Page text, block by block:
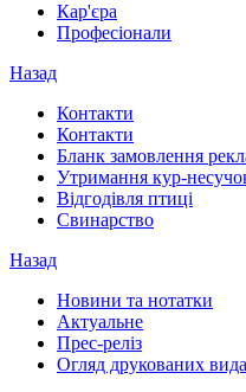
Кар'єра
Професіонали
Назад
Контакти
Контакти
Бланк замовлення
Утримання кур-
Відгодівля птиці
Свинарство
Назад
Новини та нотатки
Актуальне
Прес-реліз
Огляд друкованих